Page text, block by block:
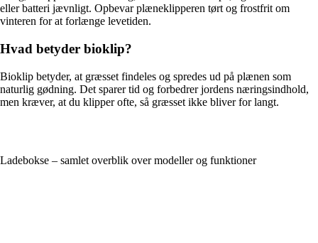
eller batteri jævnligt. Opbevar plæneklipperen tørt og frostfrit om
vinteren for at forlænge levetiden.
Hvad betyder bioklip?
Bioklip betyder, at græsset findeles og spredes ud på plænen som
naturlig gødning. Det sparer tid og forbedrer jordens næringsindhold,
men kræver, at du klipper ofte, så græsset ikke bliver for langt.
Ladebokse – samlet overblik over modeller og funktioner